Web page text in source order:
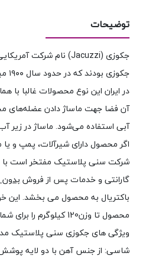
توضیحات
جکوزی بودند که در حدود سال ۱۹۰۰ میلادی از ایتالیا به آمریکا مهاجرت کرده بودند. دفتر مرکزی این شرکت در کالیفرنیا قرار دارد.
در ایران این نوع محصولات غالبا
آن فضا جهت ماساژ دادن عضله‌های
آبی استفاده می‌شود. ماساژ در زیر
اگر محصول دارای شیرآلات، پمپ و
گارانتی و خدمات پس از فروش
باکتریال به محصول می بخشد. این
محصول تا وزن120 کیلوگرم را برای شما به ارمغان می آورد.
ویژگی های جکوزی سنی پلاستیک مدل دلسا با شاسی و
شاسی: از جنس آهن با دو لایه